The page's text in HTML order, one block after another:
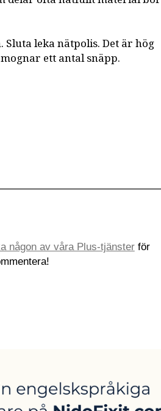
leka nätpolis. Det är hög
ett antal snäpp.
någon av våra Plus-tjänsterför